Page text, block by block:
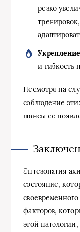
резко
и гибкость
Несмотря на
соблюдение
шансы ее
Энтезопатия
состояние,
факторов,
этой